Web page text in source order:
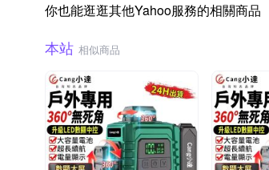
你也能逛逛其他Yahoo服務的相關商品
本站 相似商品